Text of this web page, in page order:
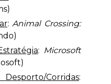
:Animal Crossing:
: Microsoft
Corridas: